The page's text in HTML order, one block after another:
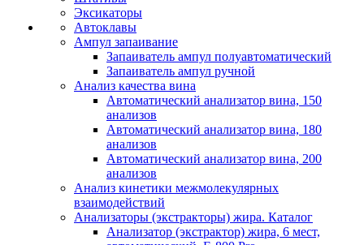
Эксикаторы
Автоклавы
Ампул запаивание
Запаиватель ампул полуавтоматический
Запаиватель ампул ручной
Анализ качества вина
Автоматический анализатор вина, 150
анализов
Автоматический анализатор вина, 180
анализов
Автоматический анализатор вина, 200
анализов
Анализ кинетики межмолекулярных
взаимодействий
Анализаторы (экстракторы) жира. Каталог
Анализатор (экстрактор) жира, 6 мест,